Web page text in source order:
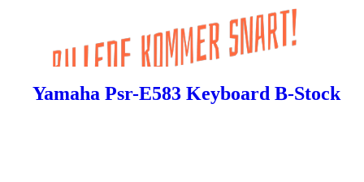
Yamaha Psr-E583 Keyboard B-Stock